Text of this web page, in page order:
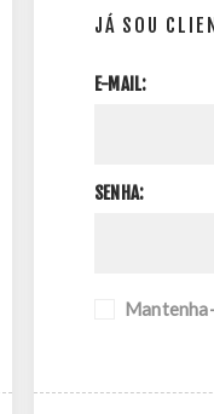
JÁ SOU
E-MAIL:
SENHA: